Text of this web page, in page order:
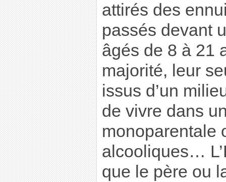
attirés des
passés devant
âgés de 8 à 21
majorité, leur
issus d’un
de vivre dans
monoparentale
alcooliques…
que le père ou